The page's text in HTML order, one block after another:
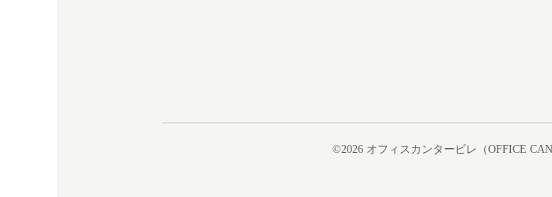
©2026 オフィスカンタービレ（OFFICE